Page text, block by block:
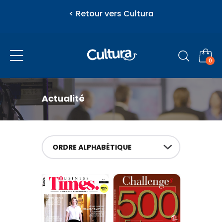
< Retour vers Cultura
eZily - Votre Kiosque numérique
Féminins / Santé
Jeunesse
Loisirs / Culture
0
Actualité
ORDRE ALPHABÉTIQUE
Vous venez d'ajouter au panier